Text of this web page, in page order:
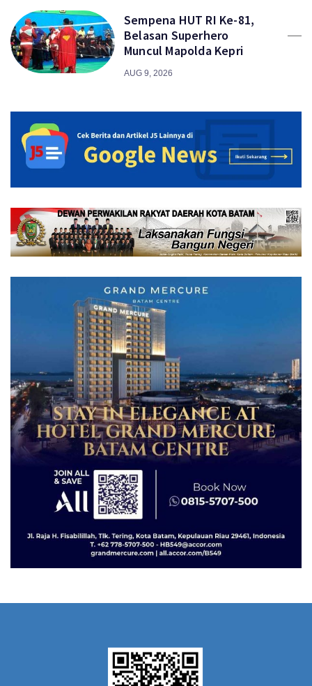
Sempena HUT RI Ke-81,
Belasan Superhero
Muncul Mapolda Kepri
AUG 9, 2026